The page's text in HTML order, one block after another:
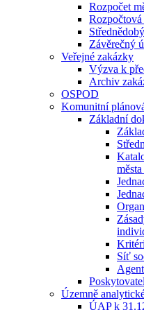
Rozpočet
Závěrečný
Veřejné zakázky
Výzva k
Archiv
OSPOD
Komunitní
Základní
Síť
Územně
ÚAP k